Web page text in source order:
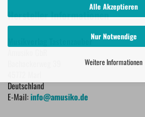
Alle Akzeptieren
Nur Notwendige
Weitere Informationen
Hersteller Informationen
Musikverlag Tastenzauber
Deutschland
E-Mail:info@amusiko.de